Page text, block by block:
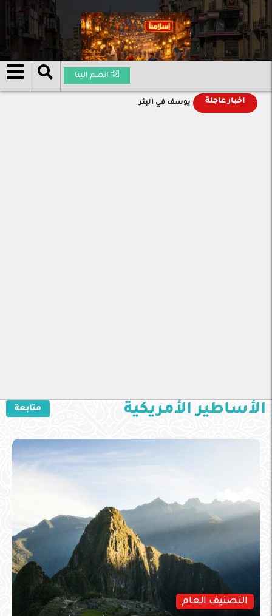
انضم الينا
اخبار عاجلة يوسف في البئر
الأساطير الأمريكية متابعة
التصنيف العام